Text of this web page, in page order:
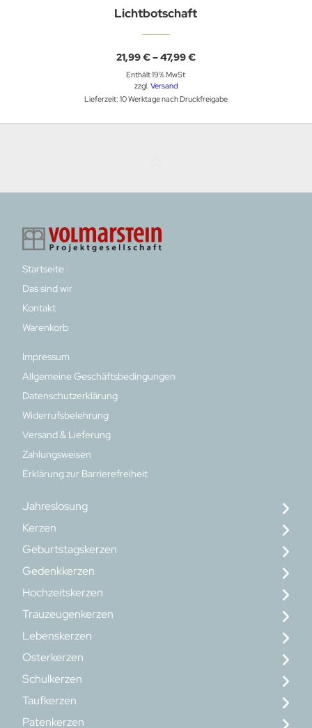
Lichtbotschaft
21,99€–47,99€Preisspanne:
Enthält 19% MwSt
zzgl. Versand
Lieferzeit: 10 Werktage nach Druckfreigabe
Startseite
Das sind wir
Kontakt
Warenkorb
Impressum
Allgemeine Geschäftsbedingungen
Datenschutzerklärung
Widerrufsbelehrung
Versand & Lieferung
Zahlungsweisen
Erklärung zur Barrierefreiheit
Jahreslosung
Kerzen
Geburtstagskerzen
Gedenkkerzen
Hochzeitskerzen
Trauzeugenkerzen
Lebenskerzen
Osterkerzen
Schulkerzen
Taufkerzen
Patenkerzen